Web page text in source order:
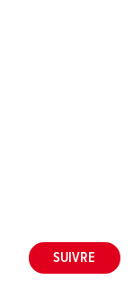
SUIVRE